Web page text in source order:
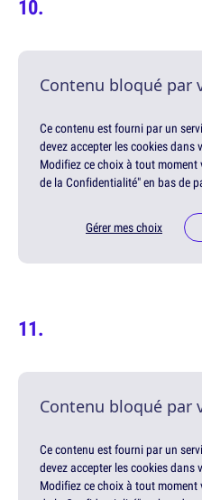
Contenu bloqué par
Ce contenu est fourni par un
devez accepter les cookies
Modifiez ce choix à tout moment
de la Confidentialité" en bas de
Gérer mes choix
Contenu bloqué par
Ce contenu est fourni par un
devez accepter les cookies
Modifiez ce choix à tout moment